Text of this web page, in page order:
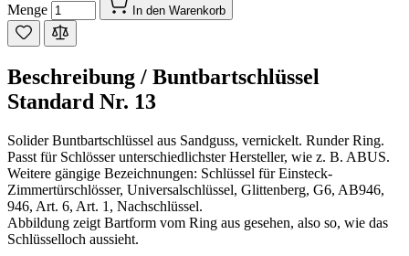
Menge
In den Warenkorb
Beschreibung / Buntbartschlüssel
Standard Nr. 13
Solider Buntbartschlüssel aus Sandguss, vernickelt. Runder Ring.
Passt für Schlösser unterschiedlichster Hersteller, wie z. B. ABUS.
Weitere gängige Bezeichnungen: Schlüssel für Einsteck-
Zimmertürschlösser, Universalschlüssel, Glittenberg, G6, AB946,
946, Art. 6, Art. 1, Nachschlüssel.
Abbildung zeigt Bartform vom Ring aus gesehen, also so, wie das
Schlüsselloch aussieht.